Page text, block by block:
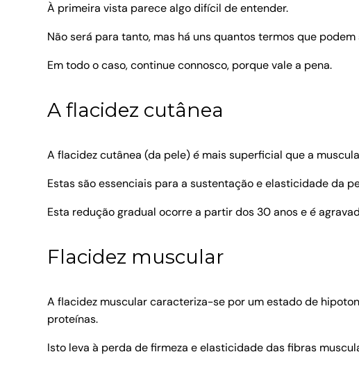
À primeira vista parece algo difícil de entender.
Não será para tanto, mas há uns quantos termos que
Em todo o caso, continue connosco, porque vale a pena.
A flacidez cutânea
A flacidez cutânea (da pele) é mais superficial que a
Estas são essenciais para a sustentação e elasticidade da
Esta redução gradual ocorre a partir dos 30 anos e é
Flacidez muscular
A flacidez muscular caracteriza-se por um estado de
proteínas.
Isto leva à perda de firmeza e elasticidade das fibras